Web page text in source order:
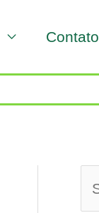
Contato
e